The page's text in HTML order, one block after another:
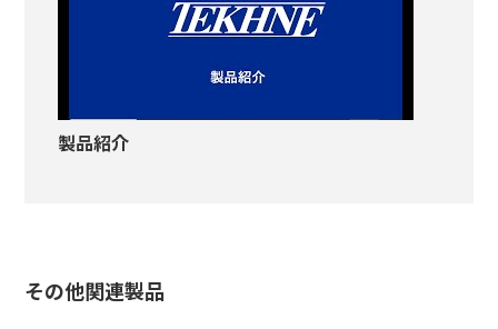
製品紹介
その他関連製品